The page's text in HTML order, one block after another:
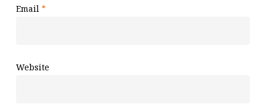
Email *
Website